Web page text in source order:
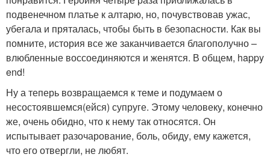
подвенечном платье к алтарю, но, почувствовав ужас,
убегала и пряталась, чтобы быть в безопасности. Как вы
помните, история все же заканчивается благополучно –
влюбленные воссоединяются и женятся. В общем, happy
end!
Ну а теперь возвращаемся к теме и подумаем о
несостоявшемся(ейся) супруге. Этому человеку, конечно
же, очень обидно, что к нему так относятся. Он
испытывает разочарование, боль, обиду, ему кажется,
что его отвергли, не любят.